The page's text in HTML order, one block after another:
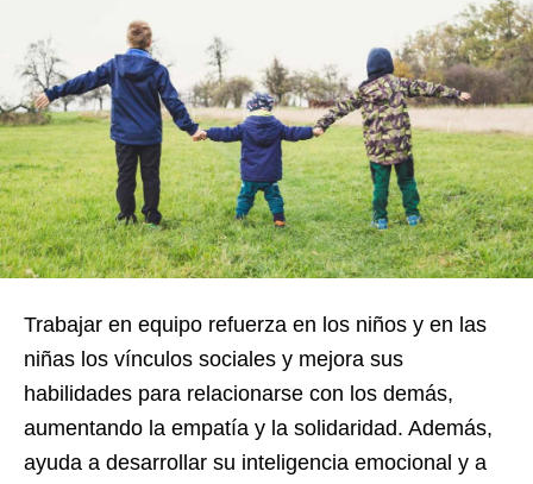
Trabajar en equipo refuerza en los niños y en las
niñas los vínculos sociales y mejora sus
habilidades para relacionarse con los demás,
aumentando la empatía y la solidaridad. Además,
ayuda a desarrollar su inteligencia emocional y a